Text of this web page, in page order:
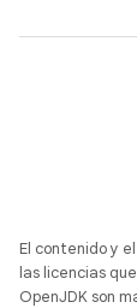
El contenido y
las licencias
OpenJDK son